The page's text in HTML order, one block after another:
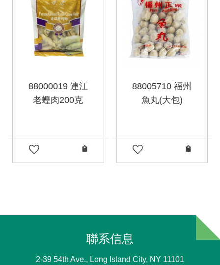
88000019 連江
老蟶肉200克
88005710 福州
魚丸(大包)
聯系信息
2-39 54th Ave., Long Island City, NY 11101